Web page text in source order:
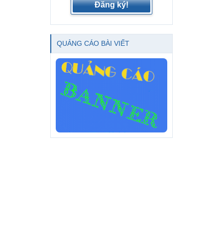
Đăng ký!
QUẢNG CÁO BÀI VIẾT